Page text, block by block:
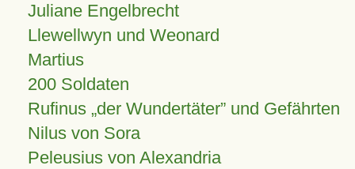
Juliane Engelbrecht
Llewellwyn und Weonard
Martius
200 Soldaten
Rufinus „der Wundertäter” und Gefährten
Nilus von Sora
Peleusius von Alexandria